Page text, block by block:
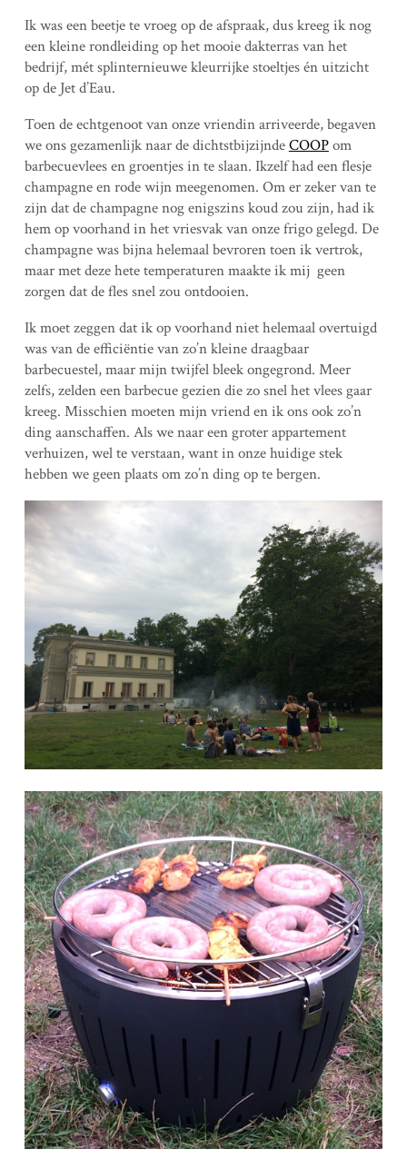
Ik was een beetje te vroeg op de afspraak, dus kreeg ik nog
een kleine rondleiding op het mooie dakterras van het
bedrijf, mét splinternieuwe kleurrijke stoeltjes én uitzicht
op de Jet d’Eau.
Toen de echtgenoot van onze vriendin arriveerde, begaven
we ons gezamenlijk naar de dichtstbijzijndeCOOPom
barbecuevlees en groentjes in te slaan. Ikzelf had een flesje
champagne en rode wijn meegenomen. Om er zeker van te
zijn dat de champagne nog enigszins koud zou zijn, had ik
hem op voorhand in het vriesvak van onze frigo gelegd. De
champagne was bijna helemaal bevroren toen ik vertrok,
maar met deze hete temperaturen maakte ik mij geen
zorgen dat de fles snel zou ontdooien.
Ik moet zeggen dat ik op voorhand niet helemaal overtuigd
was van de efficiëntie van zo’n kleine draagbaar
barbecuestel, maar mijn twijfel bleek ongegrond. Meer
zelfs, zelden een barbecue gezien die zo snel het vlees gaar
kreeg. Misschien moeten mijn vriend en ik ons ook zo’n
ding aanschaffen. Als we naar een groter appartement
verhuizen, wel te verstaan, want in onze huidige stek
hebben we geen plaats om zo’n ding op te bergen.